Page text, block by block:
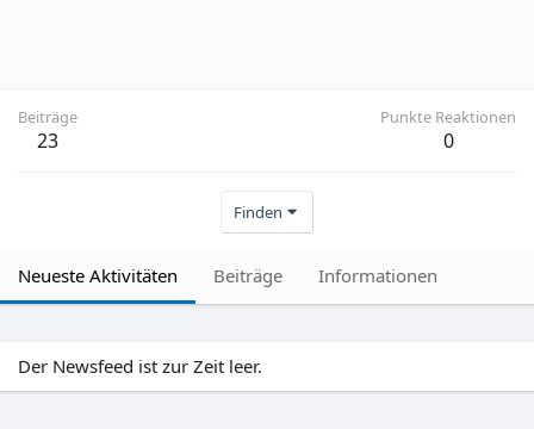
Beiträge
23
Punkte Reaktionen
0
Finden
Neueste Aktivitäten Beiträge Informationen
Der Newsfeed ist zur Zeit leer.